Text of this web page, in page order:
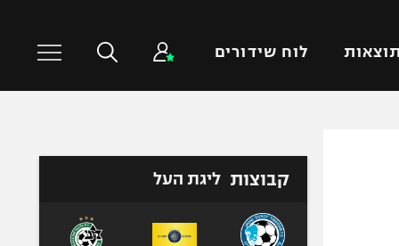
תוצאות לוח שידורים
טניס
כדורעף
קבוצות ליגת העל